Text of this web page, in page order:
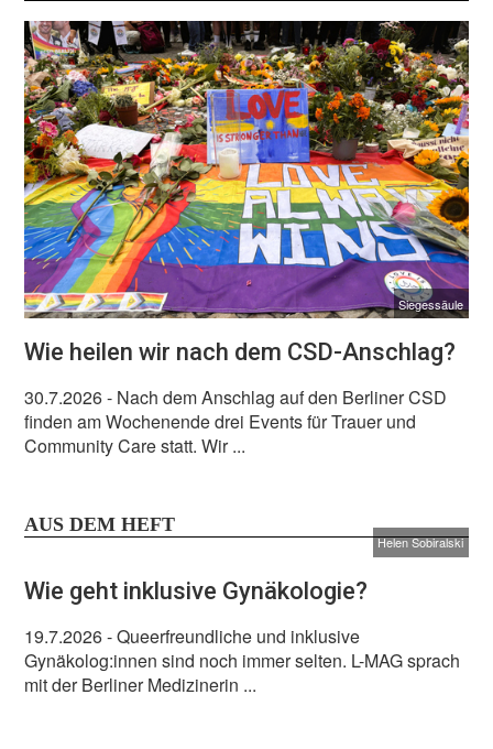
Siegessäule
Wie heilen wir nach dem CSD-Anschlag?
30.7.2026- Nach dem Anschlag auf den Berliner CSD
finden am Wochenende drei Events für Trauer und
Community Care statt. Wir ...
AUS DEM HEFT
Helen Sobiralski
Wie geht inklusive Gynäkologie?
19.7.2026- Queerfreundliche und inklusive
Gynäkolog:innen sind noch immer selten. L-MAG sprach
mit der Berliner Medizinerin ...